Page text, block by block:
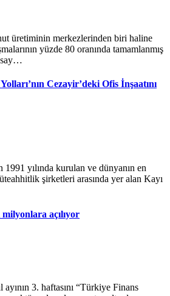
üretiminin merkezlerinden biri haline
yüzde 80 oranında tamamlanmış
Cezayir’deki Ofis İnşaatını
1991 yılında kurulan ve dünyanın en
şirketleri arasında yer alan Kayı
açılıyor
3. haftasını “Türkiye Finans